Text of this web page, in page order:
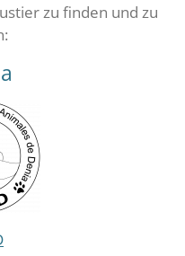
zu finden und zu